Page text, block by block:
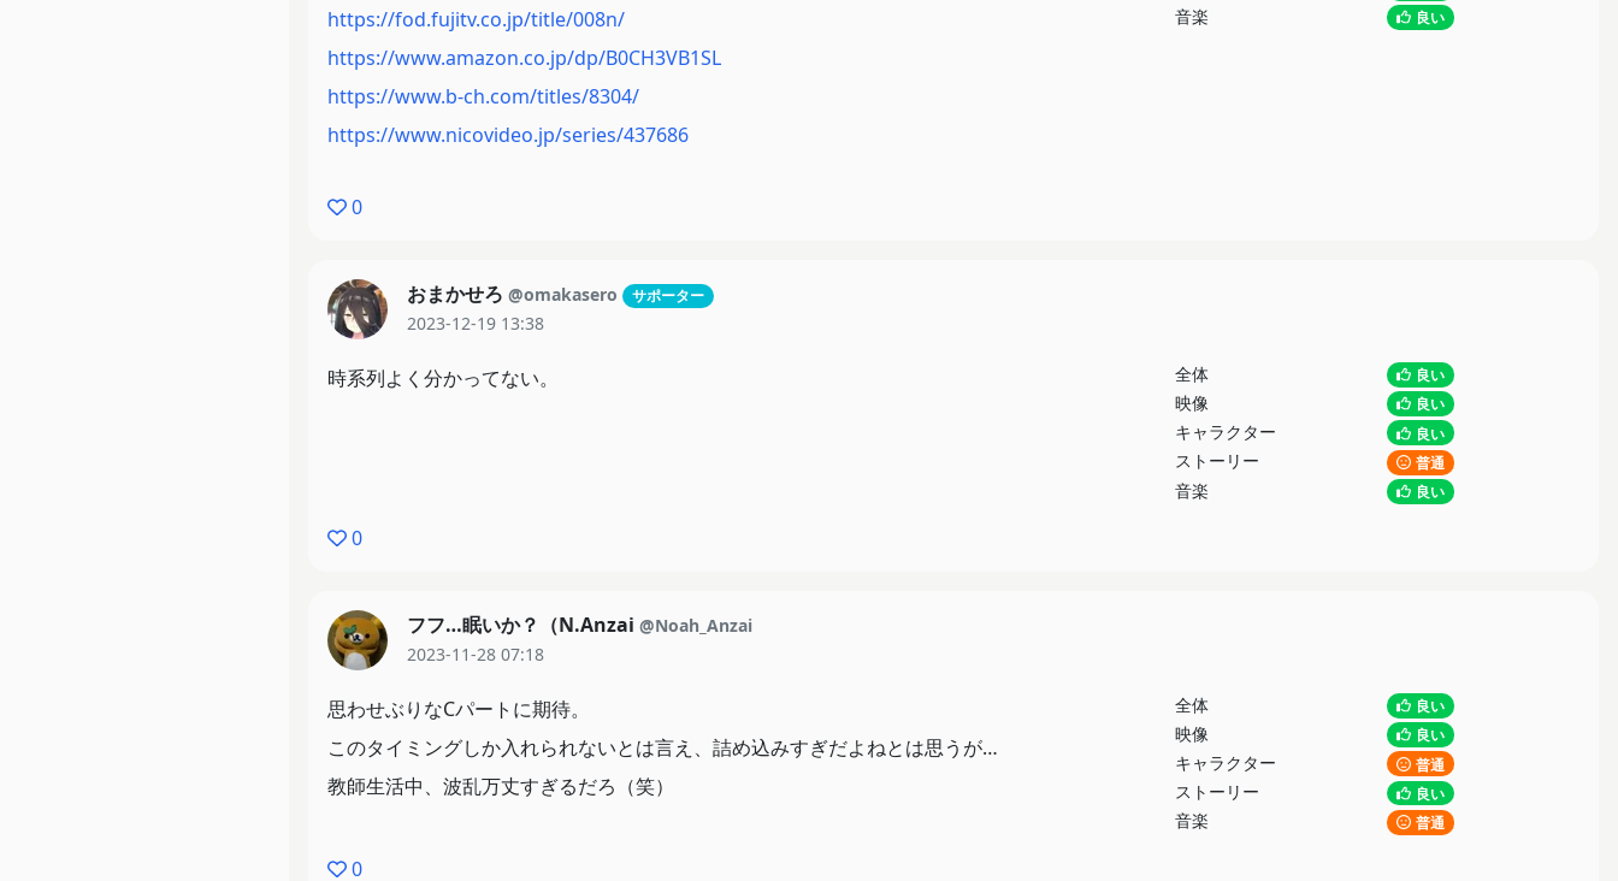
音楽 良い
https://fod.fujitv.co.jp/title/008n/
https://www.amazon.co.jp/dp/B0CH3VB1SL
https://www.b-ch.com/titles/8304/
https://www.nicovideo.jp/series/437686
0
おまかせろ @omakasero サポーター
2023-12-19 13:38
全体 良い
映像 良い
キャラクター 良い
ストーリー 普通
音楽 良い
時系列よく分かってない。
0
フフ…眠いか？（N.Anzai @Noah_Anzai
2023-11-28 07:18
全体 良い
映像 良い
キャラクター 普通
ストーリー 良い
音楽 普通
思わせぶりなCパートに期待。
このタイミングしか入れられないとは言え、詰め込みすぎだよねとは思うが…
教師生活中、波乱万丈すぎるだろ（笑）
0